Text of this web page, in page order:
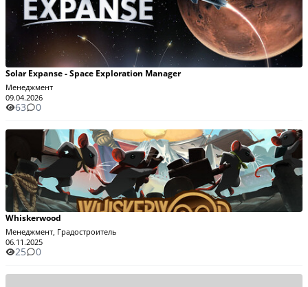
Solar Expanse - Space Exploration Manager
Менеджмент
09.04.2026
63 0
Whiskerwood
Менеджмент, Градостроитель
06.11.2025
25 0